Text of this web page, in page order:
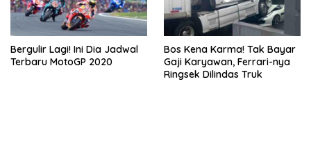
Bergulir Lagi! Ini Dia Jadwal
Terbaru MotoGP 2020
Bos Kena Karma! Tak Bayar
Gaji Karyawan, Ferrari-nya
Ringsek Dilindas Truk